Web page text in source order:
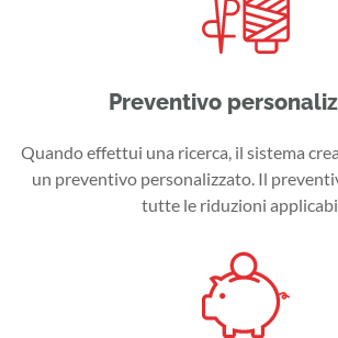
Preventivo
Quando effettui una ricerca, il sistema
un preventivo personalizzato. Il
tutte le riduzioni